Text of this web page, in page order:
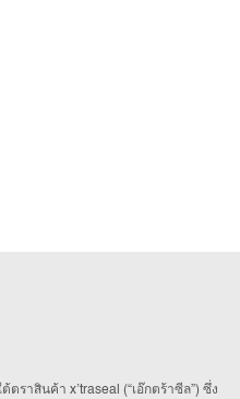
าสินค้า x’traseal (“เอ๊กตร้าซีล”) ซึ่ง